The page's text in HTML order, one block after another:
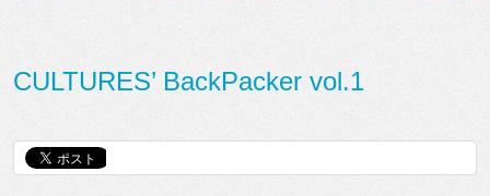
CULTURES’ BackPacker vol.1